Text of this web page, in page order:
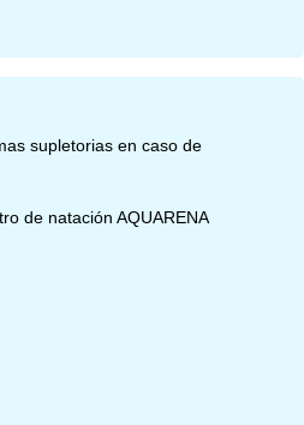
supletorias en caso de
de natación AQUARENA